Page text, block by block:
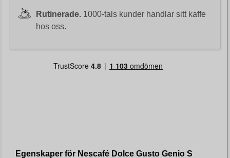
Rutinerade.1000-tals kunder handlar sitt kaffe
hos oss.
Egenskaper för Nescafé Dolce Gusto Genio S